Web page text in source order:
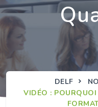
DELF
VIDÉO :